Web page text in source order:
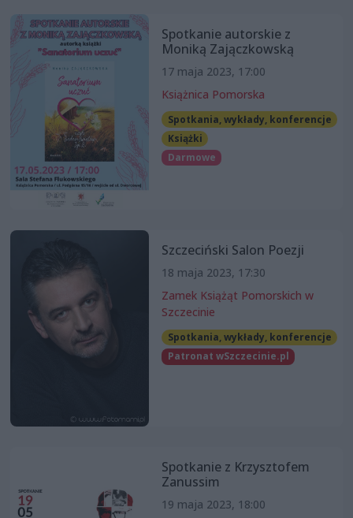
Spotkanie autorskie z
Moniką Zajączkowską
17 maja 2023, 17:00
Książnica Pomorska
Spotkania, wykłady, konferencje
Książki
Darmowe
Szczeciński Salon Poezji
18 maja 2023, 17:30
Zamek Książąt Pomorskich w
Szczecinie
Spotkania, wykłady, konferencje
Patronat wSzczecinie.pl
Spotkanie z Krzysztofem
Zanussim
19 maja 2023, 18:00